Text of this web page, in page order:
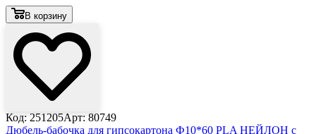
В корзину
Код: 251205Арт: 80749
Дюбель-бабочка для гипсокартона Ф10*60 PLA НЕЙЛОН с